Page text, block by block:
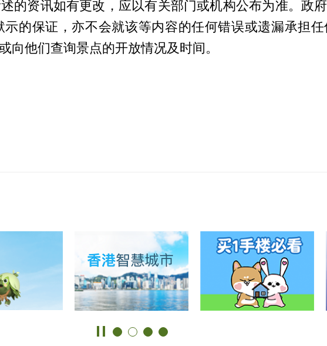
的资讯如有更改，应以有关部门或机构公布为准。政
的保证，亦不会就该等内容的任何错误或遗漏承担
向他们查询景点的开放情况及时间。